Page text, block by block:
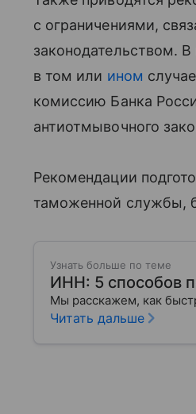
с ограничениями,
законодательством.
в том или ином
комиссию Банка
антиотмывочного
Рекомендации
таможенной службы,
Узнать больше по теме
ИНН: 5 способов
Мы расскажем, как
Читать дальше